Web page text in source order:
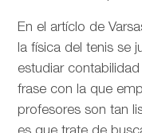
En el artíclo de
la física del tenis se
estudiar
frase con la que
profesores son tan